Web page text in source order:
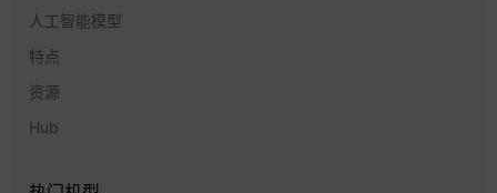
人工智能模型
特点
资源
Hub